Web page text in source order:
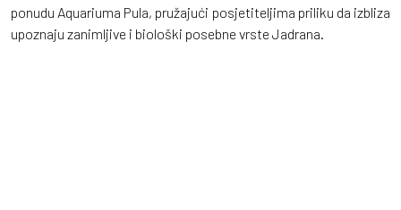
ponudu Aquariuma Pula, pružajući posjetiteljima priliku da izbliza
upoznaju zanimljive i biološki posebne vrste Jadrana.